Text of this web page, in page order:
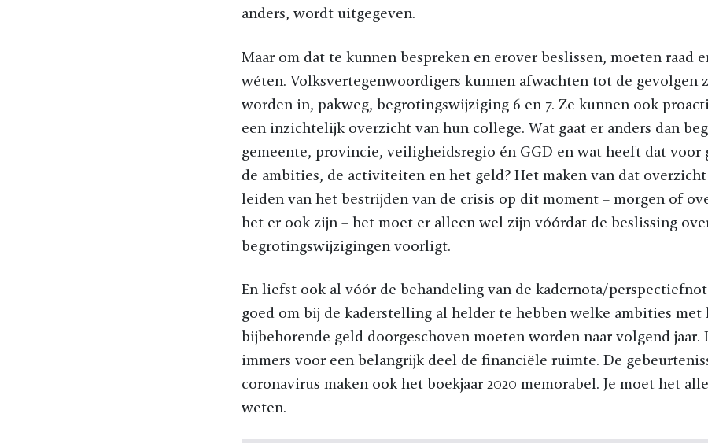
anders, wordt uitgegeven.
Maar om dat te kunnen bespreken en erover beslissen, moeten raad
wéten. Volksvertegenwoordigers kunnen afwachten tot de gevolgen
worden in, pakweg, begrotingswijziging 6 en 7. Ze kunnen ook
een inzichtelijk overzicht van hun college. Wat gaat er anders dan
gemeente, provincie, veiligheidsregio én GGD en wat heeft dat voor
de ambities, de activiteiten en het geld? Het maken van dat
leiden van het bestrijden van de crisis op dit moment – morgen of
het er ook zijn – het moet er alleen wel zijn vóórdat de beslissing
begrotingswijzigingen voorligt.
En liefst ook al vóór de behandeling van de kadernota/
goed om bij de kaderstelling al helder te hebben welke ambities met
bijbehorende geld doorgeschoven moeten worden naar volgend jaar.
immers voor een belangrijk deel de financiële ruimte. De
coronavirus maken ook het boekjaar 2020 memorabel. Je moet het
weten.